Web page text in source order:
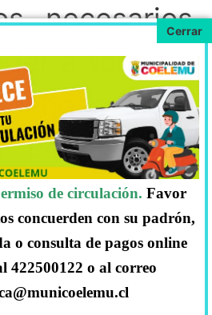
necesarios
a todos a
tengan que
permiso de
de 15:00 a
de circulación. Favor
concuerden con su padrón,
o consulta de pagos online
422500122 o al correo